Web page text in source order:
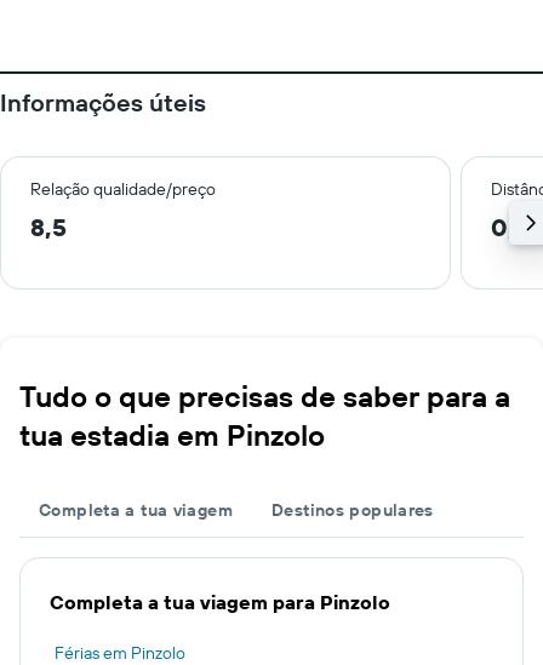
Informações úteis
Relação qualidade/preço
8,5 0,2
Tudo o que precisas de saber para a
tua estadia em Pinzolo
Completa a tua viagem Destinos populares
Completa a tua viagem para Pinzolo
Férias em Pinzolo